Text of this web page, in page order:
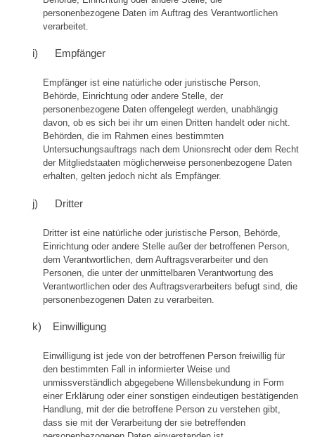
personenbezogene Daten im Auftrag des Verantwortlichen
verarbeitet.
i) Empfänger
Empfänger ist eine natürliche oder juristische Person,
Behörde, Einrichtung oder andere Stelle, der
personenbezogene Daten offengelegt werden, unabhängig
davon, ob es sich bei ihr um einen Dritten handelt oder nicht.
Behörden, die im Rahmen eines bestimmten
Untersuchungsauftrags nach dem Unionsrecht oder dem Recht
der Mitgliedstaaten möglicherweise personenbezogene Daten
erhalten, gelten jedoch nicht als Empfänger.
j) Dritter
Dritter ist eine natürliche oder juristische Person, Behörde,
Einrichtung oder andere Stelle außer der betroffenen Person,
dem Verantwortlichen, dem Auftragsverarbeiter und den
Personen, die unter der unmittelbaren Verantwortung des
Verantwortlichen oder des Auftragsverarbeiters befugt sind, die
personenbezogenen Daten zu verarbeiten.
k) Einwilligung
Einwilligung ist jede von der betroffenen Person freiwillig für
den bestimmten Fall in informierter Weise und
unmissverständlich abgegebene Willensbekundung in Form
einer Erklärung oder einer sonstigen eindeutigen bestätigenden
Handlung, mit der die betroffene Person zu verstehen gibt,
dass sie mit der Verarbeitung der sie betreffenden